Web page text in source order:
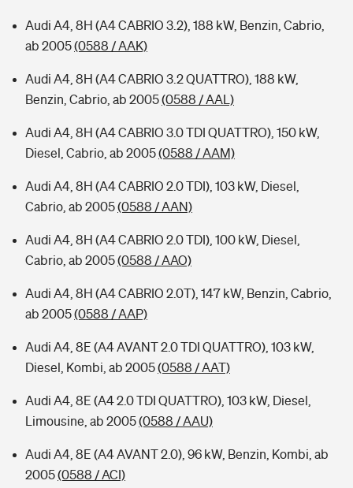
Audi A4, 8H (A4 CABRIO 3.2), 188 kW, Benzin, Cabrio,
ab 2005(0588 / AAK)
Audi A4, 8H (A4 CABRIO 3.2 QUATTRO), 188 kW,
Benzin, Cabrio, ab 2005(0588 / AAL)
Audi A4, 8H (A4 CABRIO 3.0 TDI QUATTRO), 150 kW,
Diesel, Cabrio, ab 2005(0588 / AAM)
Audi A4, 8H (A4 CABRIO 2.0 TDI), 103 kW, Diesel,
Cabrio, ab 2005(0588 / AAN)
Audi A4, 8H (A4 CABRIO 2.0 TDI), 100 kW, Diesel,
Cabrio, ab 2005(0588 / AAO)
Audi A4, 8H (A4 CABRIO 2.0T), 147 kW, Benzin, Cabrio,
ab 2005(0588 / AAP)
Audi A4, 8E (A4 AVANT 2.0 TDI QUATTRO), 103 kW,
Diesel, Kombi, ab 2005(0588 / AAT)
Audi A4, 8E (A4 2.0 TDI QUATTRO), 103 kW, Diesel,
Limousine, ab 2005(0588 / AAU)
Audi A4, 8E (A4 AVANT 2.0), 96 kW, Benzin, Kombi, ab
2005(0588 / ACI)